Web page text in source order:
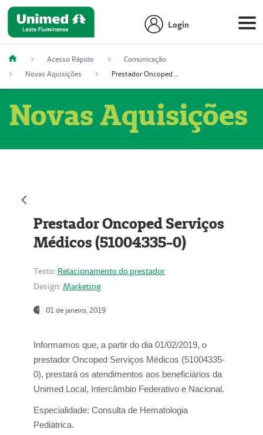
Login
Acesso Rápido
Comunicação
Novas Aquisições
Prestador Oncoped Serviços Médicos (51004335-0)
Novas Aquisições
Prestador Oncoped Serviços
Médicos (51004335-0)
Texto: Relacionamento do prestador
Design: Marketing
01 de janeiro, 2019
Informamos que, a partir do dia 01/02/2019, o
prestador Oncoped Serviços Médicos (51004335-
0), prestará os atendimentos aos beneficiários da
Unimed Local, Intercâmbio Federativo e Nacional.
Especialidade: Consulta de Hematologia
Pediátrica.